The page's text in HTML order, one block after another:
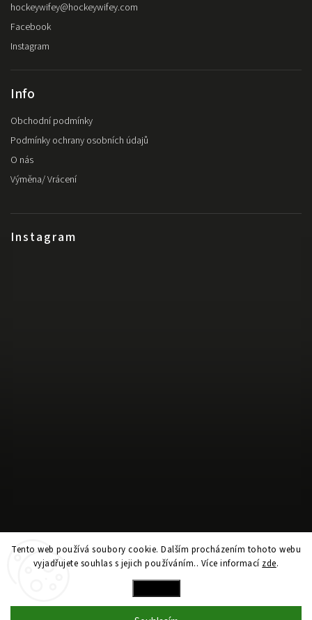
Tento web používá soubory cookie. Dalším procházením tohoto webu
vyjadřujete souhlas s jejich používáním.. Více informací zde.
hockeywifey@hockeywifey.com
Facebook
Instagram
Instagram
Sledovat na Instagramu
Info
Obchodní podmínky
Podmínky ochrany osobních údajů
O nás
Výměna/ Vrácení